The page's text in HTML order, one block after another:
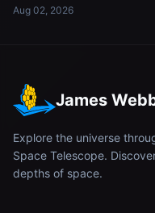
Aug 02, 2026
James
Explore the universe
Space Telescope.
depths of space.